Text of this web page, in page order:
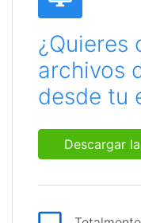
¿Quieres
archivos
desde tu
Descargar